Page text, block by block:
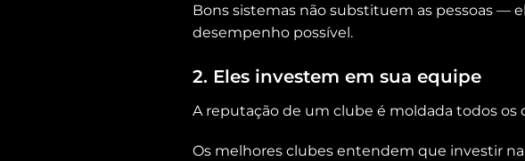
Bons sistemas não substituem as pessoas —
desempenho possível.
2. Eles investem em sua equipe
A reputação de um clube é moldada todos os
Os melhores clubes entendem que investir